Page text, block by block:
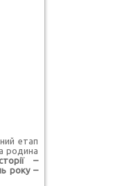
етап
родина
–
року –